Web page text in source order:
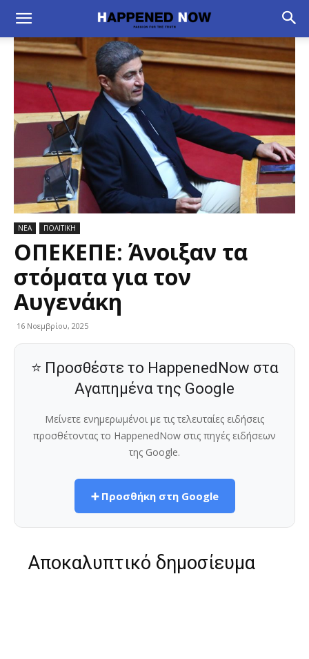
ΝΕΑ ΠΟΛΙΤΙΚΗ
ΟΠΕΚΕΠΕ: Άνοιξαν τα
στόματα για τον
Αυγενάκη
16 Νοεμβρίου, 2025
⭐ Προσθέστε το HappenedNow στα
Αγαπημένα της Google
Μείνετε ενημερωμένοι με τις τελευταίες ειδήσεις
προσθέτοντας το HappenedNow στις πηγές ειδήσεων
της Google.
➕ Προσθήκη στη Google
Αποκαλυπτικό δημοσίευμα